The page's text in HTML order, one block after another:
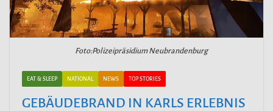
Foto:Polizeipräsidium Neubrandenburg
EAT & SLEEP NATIONAL NEWS TOP STORIES
GEBÄUDEBRAND IN KARLS ERLEBNIS